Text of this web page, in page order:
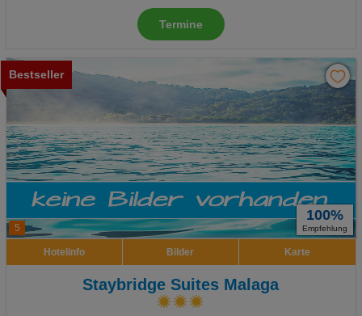
Termine
5
Bestseller
100%
Empfehlung
Hotelinfo Bilder Karte
Staybridge Suites Malaga